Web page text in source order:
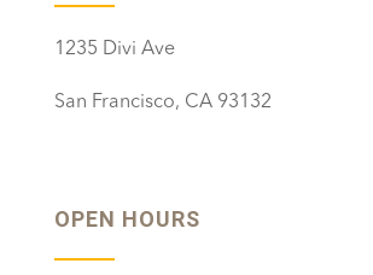
1235 Divi Ave
San Francisco, CA 93132
OPEN HOURS